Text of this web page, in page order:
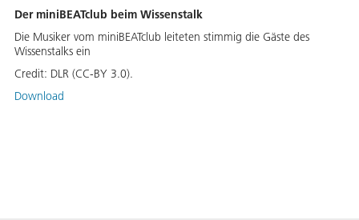
Der miniBEATclub beim Wissenstalk
Die Musiker vom miniBEATclub leiteten stimmig die Gäste des
Wissenstalks ein
Credit: DLR (CC-BY 3.0).
Download